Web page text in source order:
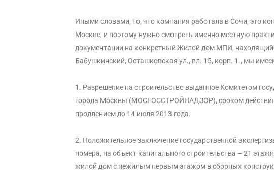
Иными словами, то, что компания работала в Сочи, это
Москве, и поэтому нужно смотреть именно местную
документации на конкретный Жилой дом МПИ,
Бабушкинский, Осташковская ул., вл. 15, корп. 1., мы
1. Разрешение на строительство выданное Комитетом
города Москвы (МОСГОССТРОЙНАДЗОР), сроком
продлением до 14 июля 2013 года.
2. Положительное заключение государственной
номера, на объект капитального строительства – 21
жилой дом с нежилым первым этажом в сборных